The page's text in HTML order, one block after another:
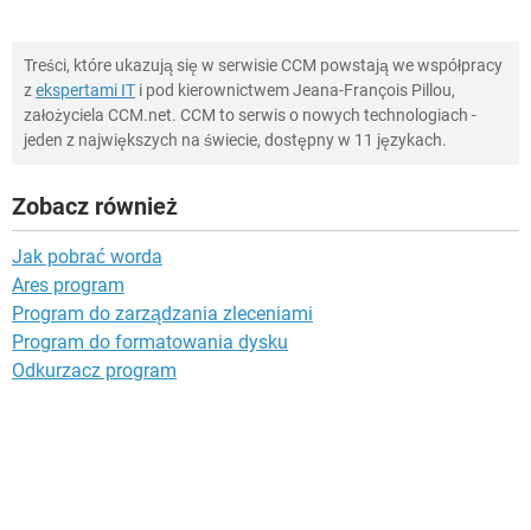
Treści, które ukazują się w serwisie CCM powstają we współpracy
zekspertami IT i pod kierownictwem Jeana-François Pillou,
założyciela CCM.net. CCM to serwis o nowych technologiach -
jeden z największych na świecie, dostępny w 11 językach.
Zobacz również
Jak pobrać worda
Ares program
Program do zarządzania zleceniami
Program do formatowania dysku
Odkurzacz program